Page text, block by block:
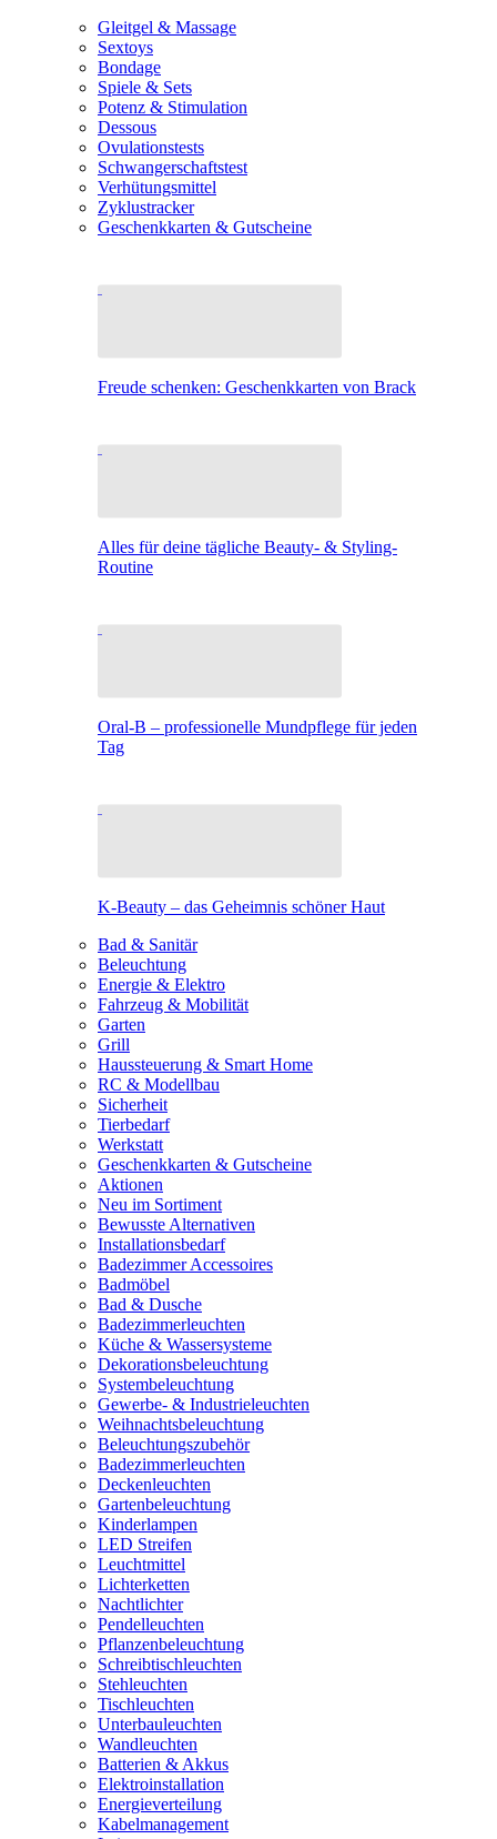
Gleitgel & Massage
Sextoys
Bondage
Spiele & Sets
Potenz & Stimulation
Dessous
Ovulationstests
Schwangerschaftstest
Verhütungsmittel
Zyklustracker
Geschenkkarten & Gutscheine
Freude schenken: Geschenkkarten von Brack
Alles für deine tägliche Beauty- & Styling-
Routine
Oral-B – professionelle Mundpflege für jeden
Tag
K-Beauty – das Geheimnis schöner Haut
Bad & Sanitär
Beleuchtung
Energie & Elektro
Fahrzeug & Mobilität
Garten
Grill
Haussteuerung & Smart Home
RC & Modellbau
Sicherheit
Tierbedarf
Werkstatt
Geschenkkarten & Gutscheine
Aktionen
Neu im Sortiment
Bewusste Alternativen
Installationsbedarf
Badezimmer Accessoires
Badmöbel
Bad & Dusche
Badezimmerleuchten
Küche & Wassersysteme
Dekorationsbeleuchtung
Systembeleuchtung
Gewerbe- & Industrieleuchten
Weihnachtsbeleuchtung
Beleuchtungszubehör
Badezimmerleuchten
Deckenleuchten
Gartenbeleuchtung
Kinderlampen
LED Streifen
Leuchtmittel
Lichterketten
Nachtlichter
Pendelleuchten
Pflanzenbeleuchtung
Schreibtischleuchten
Stehleuchten
Tischleuchten
Unterbauleuchten
Wandleuchten
Batterien & Akkus
Elektroinstallation
Energieverteilung
Kabelmanagement